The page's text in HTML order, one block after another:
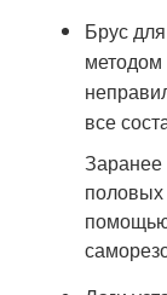
Брус
все
половых